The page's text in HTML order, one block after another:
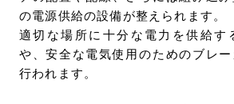
の電源供給の設備が整えられます。
適切な場所に十分な電力を供給す
や、安全な電気使用のためのブレ
行われます。